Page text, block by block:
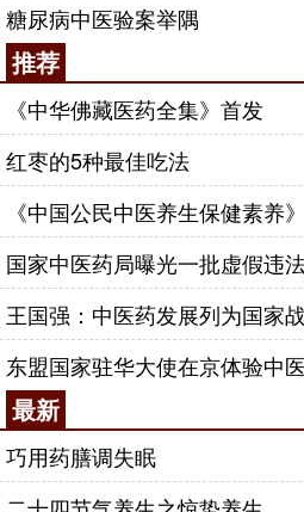
糖尿病中医验案举隅
推荐
《中华佛藏医药全集》首发
红枣的5种最佳吃法
《中国公民中医养生保健素养
国家中医药局曝光一批虚假违
王国强：中医药发展列为国家
东盟国家驻华大使在京体验中
最新
巧用药膳调失眠